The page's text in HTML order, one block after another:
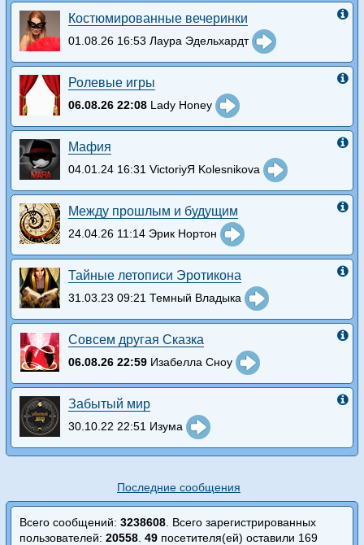
Костюмированные вечеринки
01.08.26 16:53 Лаура Эдельхардт
Ролевые игры
06.08.26 22:08 Lady Honey
Мафия
04.01.24 16:31 VictoriyЯ Kolesnikova
Между прошлым и будущим
24.04.26 11:14 Эрик Нортон
Тайные летописи Эротикона
31.03.23 09:21 Темный Владыка
Совсем другая Сказка
06.08.26 22:59 Изабелла Сноу
Забытый мир
30.10.22 22:51 Изума
Последние сообщения
Всего сообщений: 3238608. Всего зарегистрированных
пользователей: 20558. 49 посетителя(ей) оставили 169